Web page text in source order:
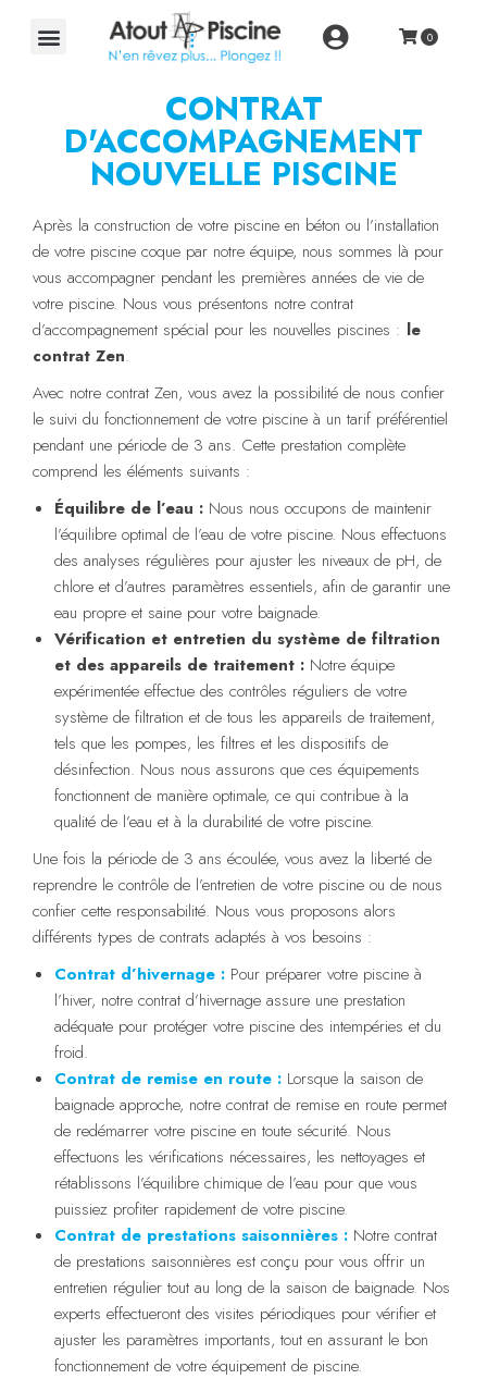
CONTRAT
D'ACCOMPAGNEMENT
NOUVELLE PISCINE
Après la construction de votre piscine en béton ou l’installation
de votre piscine coque par notre équipe, nous sommes là pour
vous accompagner pendant les premières années de vie de
votre piscine. Nous vous présentons notre contrat
d’accompagnement spécial pour les nouvelles piscines : le
contrat Zen.
Avec notre contrat Zen, vous avez la possibilité de nous confier
le suivi du fonctionnement de votre piscine à un tarif préférentiel
pendant une période de 3 ans. Cette prestation complète
comprend les éléments suivants :
Équilibre de l’eau : Nous nous occupons de maintenir
l’équilibre optimal de l’eau de votre piscine. Nous effectuons
des analyses régulières pour ajuster les niveaux de pH, de
chlore et d’autres paramètres essentiels, afin de garantir une
eau propre et saine pour votre baignade.
Vérification et entretien du système de filtration
et des appareils de traitement : Notre équipe
expérimentée effectue des contrôles réguliers de votre
système de filtration et de tous les appareils de traitement,
tels que les pompes, les filtres et les dispositifs de
désinfection. Nous nous assurons que ces équipements
fonctionnent de manière optimale, ce qui contribue à la
qualité de l’eau et à la durabilité de votre piscine.
Une fois la période de 3 ans écoulée, vous avez la liberté de
reprendre le contrôle de l’entretien de votre piscine ou de nous
confier cette responsabilité. Nous vous proposons alors
différents types de contrats adaptés à vos besoins :
Contrat d’hivernage : Pour préparer votre piscine à
l’hiver, notre contrat d’hivernage assure une prestation
adéquate pour protéger votre piscine des intempéries et du
froid.
Contrat de remise en route : Lorsque la saison de
baignade approche, notre contrat de remise en route permet
de redémarrer votre piscine en toute sécurité. Nous
effectuons les vérifications nécessaires, les nettoyages et
rétablissons l’équilibre chimique de l’eau pour que vous
puissiez profiter rapidement de votre piscine.
Contrat de prestations saisonnières : Notre contrat
de prestations saisonnières est conçu pour vous offrir un
entretien régulier tout au long de la saison de baignade. Nos
experts effectueront des visites périodiques pour vérifier et
ajuster les paramètres importants, tout en assurant le bon
fonctionnement de votre équipement de piscine.